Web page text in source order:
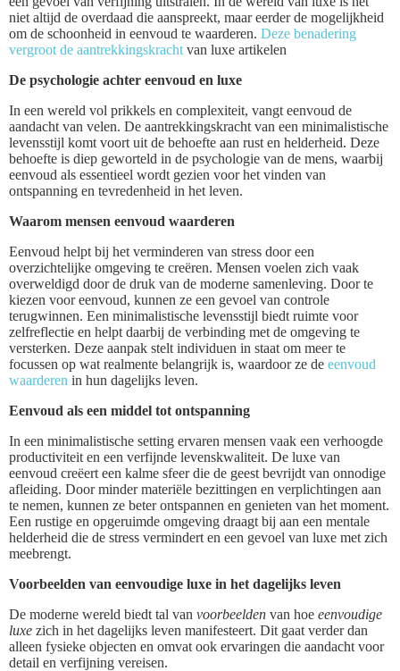
niet altijd de overdaad die aanspreekt, maar eerder de mogelijkheid
om de schoonheid in eenvoud te waarderen. Deze benadering
vergroot de aantrekkingskracht van luxe artikelen
De psychologie achter eenvoud en luxe
In een wereld vol prikkels en complexiteit, vangt eenvoud de
aandacht van velen. De aantrekkingskracht van een minimalistische
levensstijl komt voort uit de behoefte aan rust en helderheid. Deze
behoefte is diep geworteld in de psychologie van de mens, waarbij
eenvoud als essentieel wordt gezien voor het vinden van
ontspanning en tevredenheid in het leven.
Waarom mensen eenvoud waarderen
Eenvoud helpt bij het verminderen van stress door een
overzichtelijke omgeving te creëren. Mensen voelen zich vaak
overweldigd door de druk van de moderne samenleving. Door te
kiezen voor eenvoud, kunnen ze een gevoel van controle
terugwinnen. Een minimalistische levensstijl biedt ruimte voor
zelfreflectie en helpt daarbij de verbinding met de omgeving te
versterken. Deze aanpak stelt individuen in staat om meer te
focussen op wat realmente belangrijk is, waardoor ze de eenvoud
waarderen in hun dagelijks leven.
Eenvoud als een middel tot ontspanning
In een minimalistische setting ervaren mensen vaak een verhoogde
productiviteit en een verfijnde levenskwaliteit. De luxe van
eenvoud creëert een kalme sfeer die de geest bevrijdt van onnodige
afleiding. Door minder materiële bezittingen en verplichtingen aan
te nemen, kunnen ze beter ontspannen en genieten van het moment.
Een rustige en opgeruimde omgeving draagt bij aan een mentale
helderheid die de stress vermindert en een gevoel van luxe met zich
meebrengt.
Voorbeelden van eenvoudige luxe in het dagelijks leven
De moderne wereld biedt tal van voorbeelden van hoe eenvoudige
luxe zich in het dagelijks leven manifesteert. Dit gaat verder dan
alleen fysieke objecten en omvat ook ervaringen die aandacht voor
detail en verfijning vereisen.